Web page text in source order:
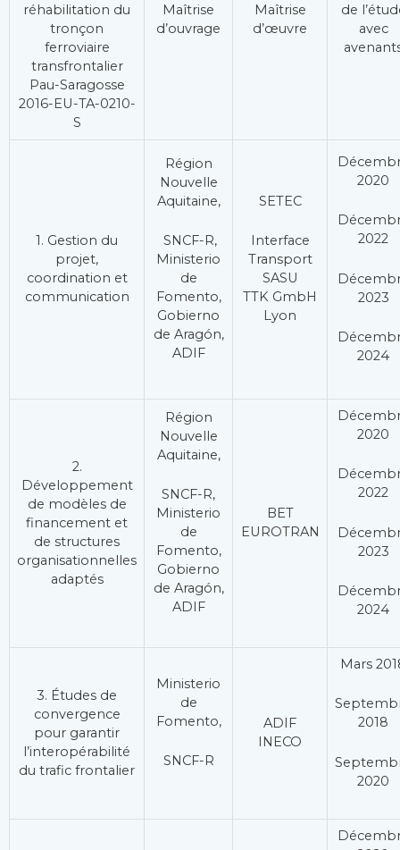
réhabilitation du
tronçon
ferroviaire
transfrontalier
Pau-Saragosse
2016-EU-TA-0210-
S
Maîtrise
d’ouvrage
Maîtrise
d’œuvre
de
avec
1. Gestion du
projet,
coordination et
communication
Région
Nouvelle
Aquitaine,
SNCF-R,
Ministerio
de
Fomento,
Gobierno
de Aragón,
ADIF
SETEC
Interface
Transport
SASU
TTK GmbH
Lyon
2020
2022
2023
2024
2.
Développement
de modèles de
financement et
de structures
organisationnelles
adaptés
Région
Nouvelle
Aquitaine,
SNCF-R,
Ministerio
de
Fomento,
Gobierno
de Aragón,
ADIF
BET
EUROTRAN
2020
2022
2023
2024
3. Études de
convergence
pour garantir
l’interopérabilité
du trafic frontalier
Ministerio
de
Fomento,
SNCF-R
ADIF
INECO
Mars
2018
2020